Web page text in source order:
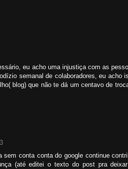
eu acho uma injustiça com as
semanal de colaboradores, eu
blog) que não te dá um centavo de
conta conta do google continue
(até editei o texto do post pra